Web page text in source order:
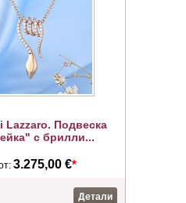
Lazzaro. Подвеска
с брилли...
3.275,00 €*
Детали